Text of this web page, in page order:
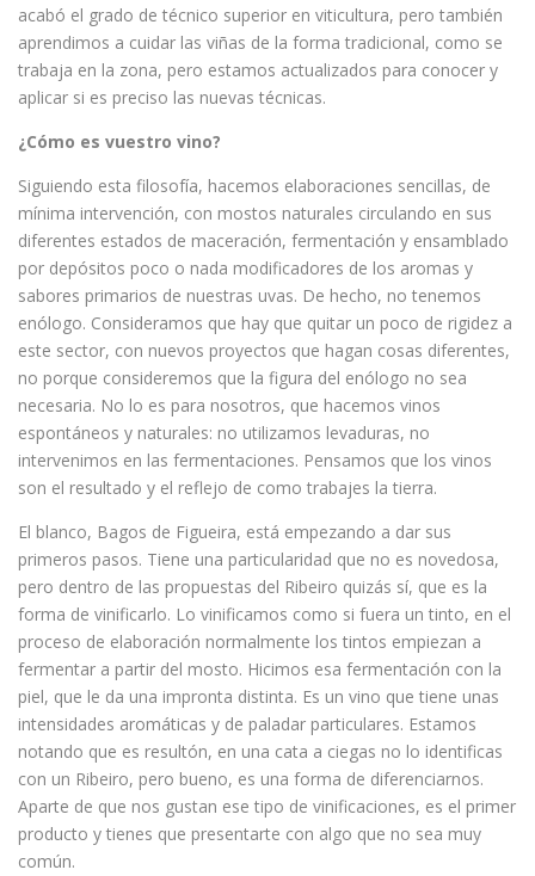
acabó el grado de técnico superior en viticultura, pero también
aprendimos a cuidar las viñas de la forma tradicional, como se
trabaja en la zona, pero estamos actualizados para conocer y
aplicar si es preciso las nuevas técnicas.
¿Cómo es vuestro vino?
Siguiendo esta filosofía, hacemos elaboraciones sencillas, de
mínima intervención, con mostos naturales circulando en sus
diferentes estados de maceración, fermentación y ensamblado
por depósitos poco o nada modificadores de los aromas y
sabores primarios de nuestras uvas. De hecho, no tenemos
enólogo. Consideramos que hay que quitar un poco de rigidez a
este sector, con nuevos proyectos que hagan cosas diferentes,
no porque consideremos que la figura del enólogo no sea
necesaria. No lo es para nosotros, que hacemos vinos
espontáneos y naturales: no utilizamos levaduras, no
intervenimos en las fermentaciones. Pensamos que los vinos
son el resultado y el reflejo de como trabajes la tierra.
El blanco, Bagos de Figueira, está empezando a dar sus
primeros pasos. Tiene una particularidad que no es novedosa,
pero dentro de las propuestas del Ribeiro quizás sí, que es la
forma de vinificarlo. Lo vinificamos como si fuera un tinto, en el
proceso de elaboración normalmente los tintos empiezan a
fermentar a partir del mosto. Hicimos esa fermentación con la
piel, que le da una impronta distinta. Es un vino que tiene unas
intensidades aromáticas y de paladar particulares. Estamos
notando que es resultón, en una cata a ciegas no lo identificas
con un Ribeiro, pero bueno, es una forma de diferenciarnos.
Aparte de que nos gustan ese tipo de vinificaciones, es el primer
producto y tienes que presentarte con algo que no sea muy
común.